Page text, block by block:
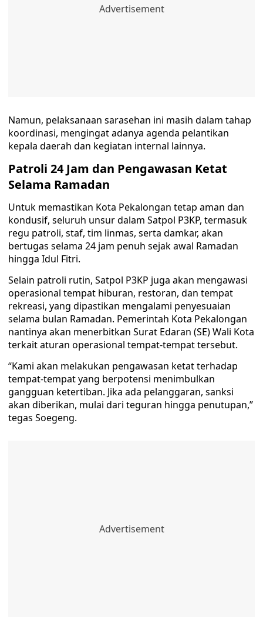
Namun, pelaksanaan sarasehan ini masih dalam tahap
koordinasi, mengingat adanya agenda pelantikan
kepala daerah dan kegiatan internal lainnya.
Patroli 24 Jam dan Pengawasan Ketat
Selama Ramadan
Untuk memastikan Kota Pekalongan tetap aman dan
kondusif, seluruh unsur dalam Satpol P3KP, termasuk
regu patroli, staf, tim linmas, serta damkar, akan
bertugas selama 24 jam penuh sejak awal Ramadan
hingga Idul Fitri.
Selain patroli rutin, Satpol P3KP juga akan mengawasi
operasional tempat hiburan, restoran, dan tempat
rekreasi, yang dipastikan mengalami penyesuaian
selama bulan Ramadan. Pemerintah Kota Pekalongan
nantinya akan menerbitkan Surat Edaran (SE) Wali Kota
terkait aturan operasional tempat-tempat tersebut.
“Kami akan melakukan pengawasan ketat terhadap
tempat-tempat yang berpotensi menimbulkan
gangguan ketertiban. Jika ada pelanggaran, sanksi
akan diberikan, mulai dari teguran hingga penutupan,”
tegas Soegeng.